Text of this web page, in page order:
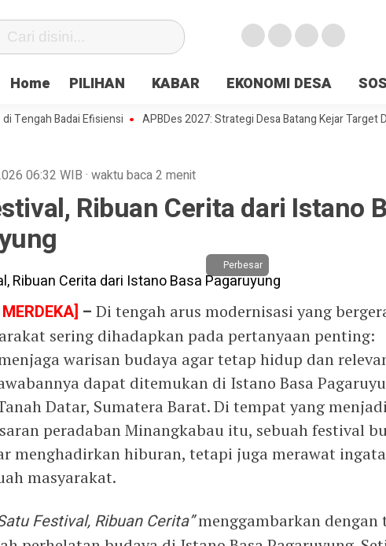
Home PILIHAN KABAR EKONOMI DESA
Badai Efisiensi APBDes 2027: Strategi Desa Batang Kejar Target Desa
06:32 WIB · waktu baca 2 menit
Ribuan Cerita dari Istano
Perbesar
– Di tengah arus modernisasi yang
sering dihadapkan pada pertanyaan penting:
warisan budaya agar tetap hidup dan
dapat ditemukan di Istano Basa
Datar, Sumatera Barat. Di tempat yang menjadi
peradaban Minangkabau itu, sebuah festival
menghadirkan hiburan, tetapi juga merawat
masyarakat.
Festival, Ribuan Cerita”menggambarkan dengan